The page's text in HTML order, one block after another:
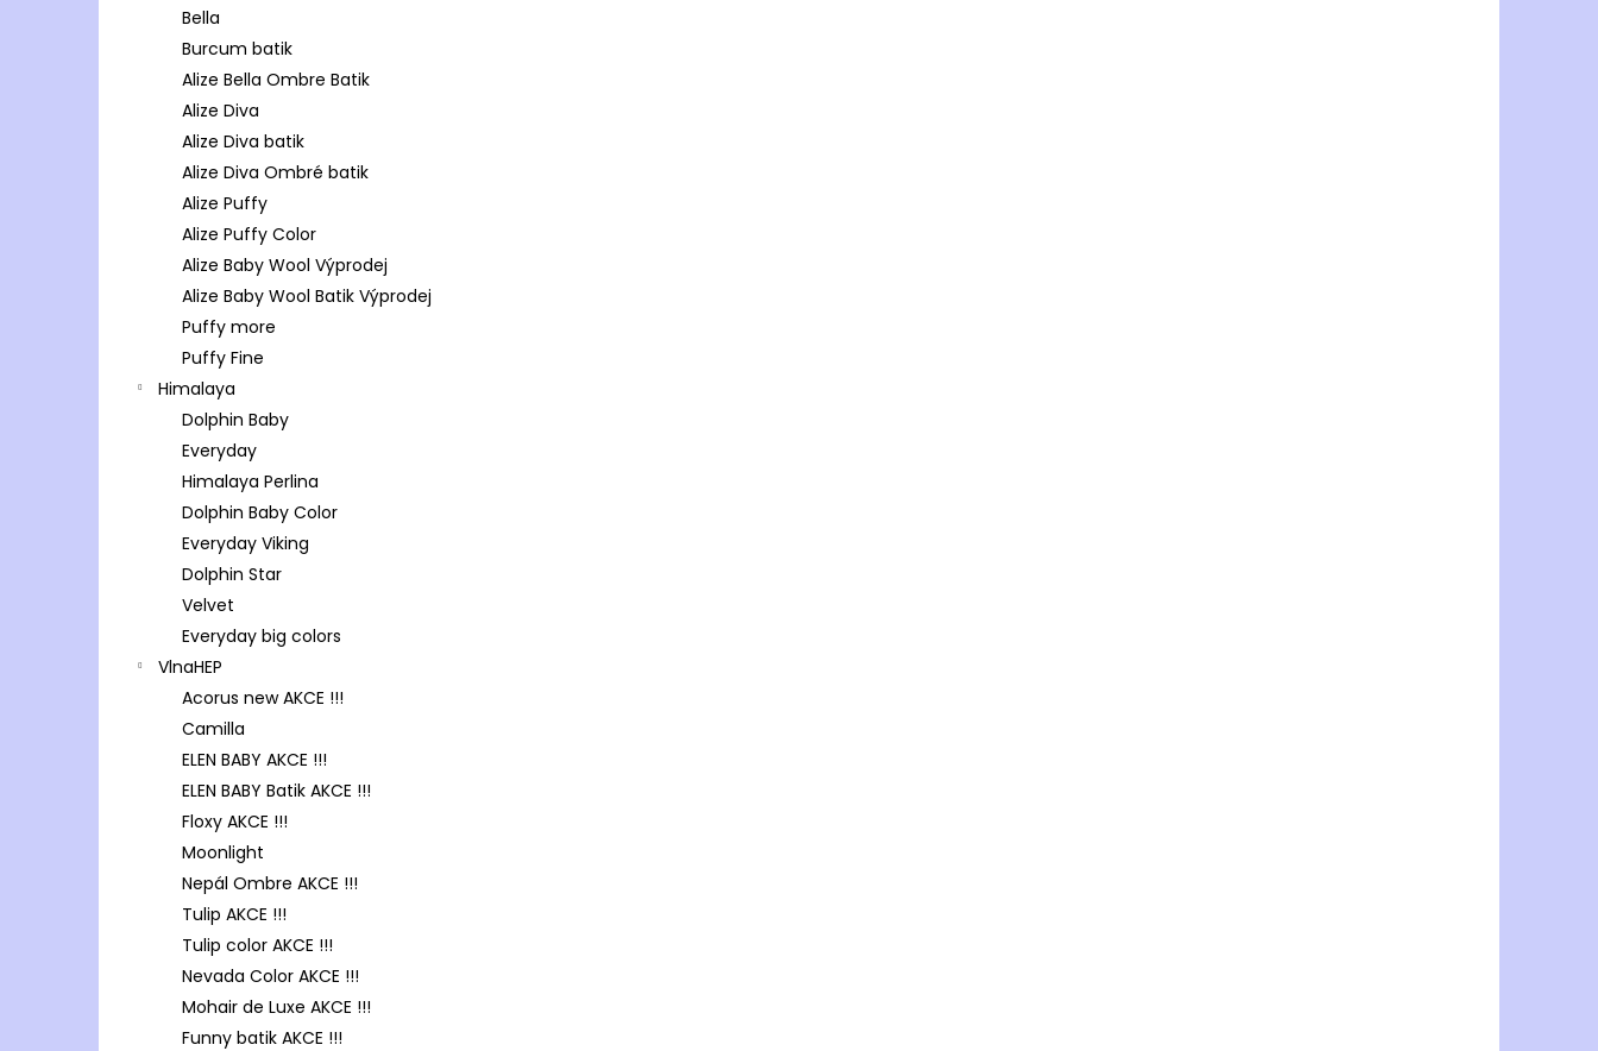
Bella
Burcum batik
Alize Bella Ombre Batik
Alize Diva
Alize Diva batik
Alize Diva Ombré batik
Alize Puffy
Alize Puffy Color
Alize Baby Wool Výprodej
Alize Baby Wool Batik Výprodej
Puffy more
Puffy Fine
Himalaya
Dolphin Baby
Everyday
Himalaya Perlina
Dolphin Baby Color
Everyday Viking
Dolphin Star
Velvet
Everyday big colors
VlnaHEP
Acorus new AKCE !!!
Camilla
ELEN BABY AKCE !!!
ELEN BABY Batik AKCE !!!
Floxy AKCE !!!
Moonlight
Nepál Ombre AKCE !!!
Tulip AKCE !!!
Tulip color AKCE !!!
Nevada Color AKCE !!!
Mohair de Luxe AKCE !!!
Funny batik AKCE !!!